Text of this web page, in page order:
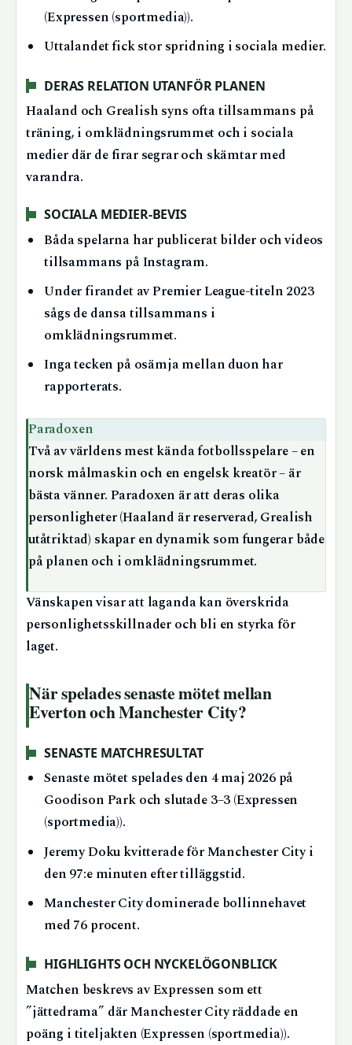
(Expressen (sportmedia)).
Uttalandet fick stor spridning i sociala medier.
DERAS RELATION UTANFÖR PLANEN
Haaland och Grealish syns ofta tillsammans på
träning, i omklädningsrummet och i sociala
medier där de firar segrar och skämtar med
varandra.
SOCIALA MEDIER-BEVIS
Båda spelarna har publicerat bilder och videos
tillsammans på Instagram.
Under firandet av Premier League-titeln 2023
sågs de dansa tillsammans i
omklädningsrummet.
Inga tecken på osämja mellan duon har
rapporterats.
Paradoxen
Två av världens mest kända fotbollsspelare – en
norsk målmaskin och en engelsk kreatör – är
bästa vänner. Paradoxen är att deras olika
personligheter (Haaland är reserverad, Grealish
utåtriktad) skapar en dynamik som fungerar både
på planen och i omklädningsrummet.
Vänskapen visar att laganda kan överskrida
personlighetsskillnader och bli en styrka för
laget.
När spelades senaste mötet mellan
Everton och Manchester City?
SENASTE MATCHRESULTAT
Senaste mötet spelades den 4 maj 2026 på
Goodison Park och slutade 3–3 (Expressen
(sportmedia)).
Jeremy Doku kvitterade för Manchester City i
den 97:e minuten efter tilläggstid.
Manchester City dominerade bollinnehavet
med 76 procent.
HIGHLIGHTS OCH NYCKELÖGONBLICK
Matchen beskrevs av Expressen som ett
”jättedrama” där Manchester City räddade en
poäng i titeljakten (Expressen (sportmedia)).